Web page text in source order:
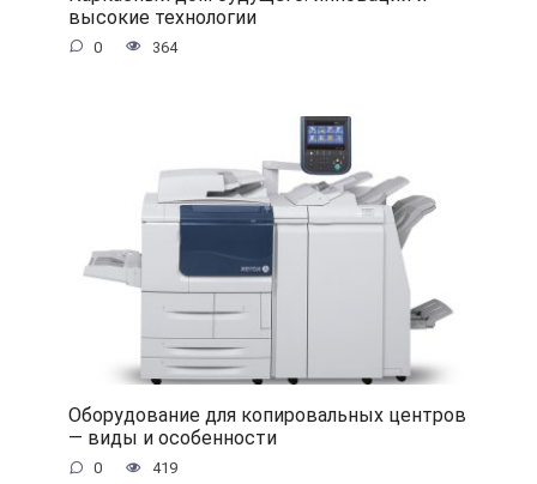
высокие технологии
0 364
Оборудование для копировальных центров
— виды и особенности
0 419